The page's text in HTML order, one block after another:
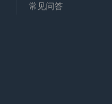
常见问答